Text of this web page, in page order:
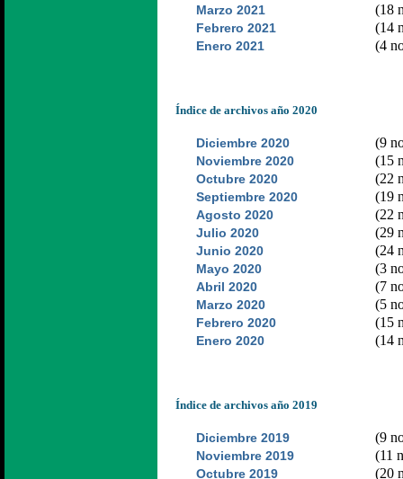
Marzo 2021 (18
Febrero 2021 (14
Enero 2021 (4
Índice de archivos año 2020
Diciembre 2020 (9
Noviembre 2020 (15
Octubre 2020 (22
Septiembre 2020 (19
Agosto 2020 (22
Julio 2020 (29
Junio 2020 (24
Mayo 2020 (3
Abril 2020 (7
Marzo 2020 (5
Febrero 2020 (15
Enero 2020 (14
Índice de archivos año 2019
Diciembre 2019 (9
Noviembre 2019 (11
Octubre 2019 (20